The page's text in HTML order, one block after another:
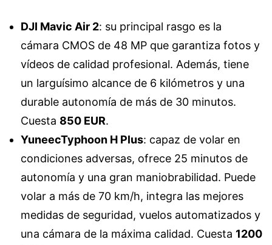
DJI Mavic Air 2: su principal rasgo es la
cámara CMOS de 48 MP que garantiza fotos y
vídeos de calidad profesional. Además, tiene
un larguísimo alcance de 6 kilómetros y una
durable autonomía de más de 30 minutos.
Cuesta 850 EUR.
YuneecTyphoon H Plus: capaz de volar en
condiciones adversas, ofrece 25 minutos de
autonomía y una gran maniobrabilidad. Puede
volar a más de 70 km/h, integra las mejores
medidas de seguridad, vuelos automatizados y
una cámara de la máxima calidad. Cuesta 1200